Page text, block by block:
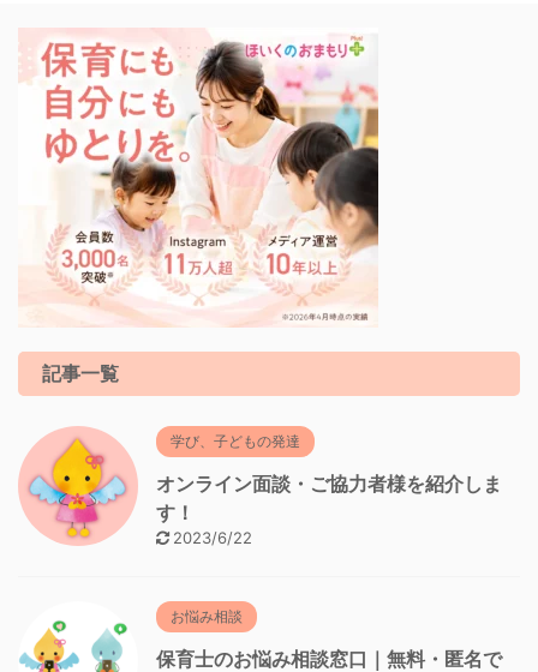
記事一覧
学び、子どもの発達
オンライン面談・ご協力者様を紹介しま
す！
2023/6/22
お悩み相談
保育士のお悩み相談窓口｜無料・匿名で